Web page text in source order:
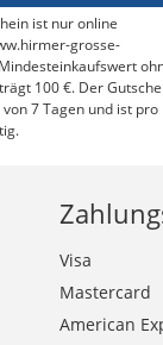
ist nur online
grosse-
100 €. Der
7 Tagen und ist pro
Visa
Mastercard
American